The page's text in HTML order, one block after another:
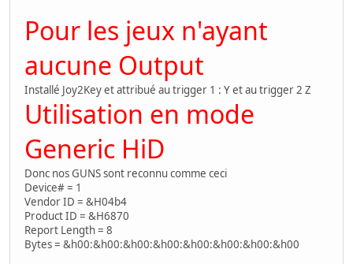
Pour les jeux n'ayant
aucune Output
Installé Joy2Key et attribué au trigger 1 : Y et au trigger 2 Z
Utilisation en mode
Generic HiD
Donc nos GUNS sont reconnu comme ceci
Device# = 1
Vendor ID = &H04b4
Product ID = &H6870
Report Length = 8
Bytes = &h00:&h00:&h00:&h00:&h00:&h00:&h00:&h00